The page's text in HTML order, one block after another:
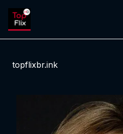
topflixbr.ink